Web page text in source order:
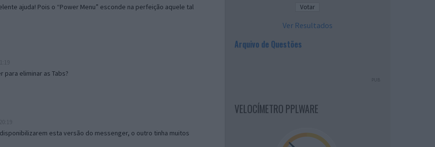
ajuda! Pois o “Power Menu” esconde na perfeição aquele tal
para eliminar as Tabs?
esta versão do messenger, o outro tinha muitos
Ver Resultados
Arquivo de Questões
PUB
VELOCÍMETRO PPLWARE